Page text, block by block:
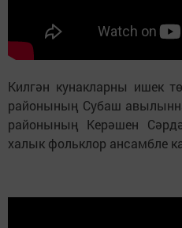
Килгән кунакларны ишек
районының Субаш
районының Керәшен
халык фольклор ансамбле